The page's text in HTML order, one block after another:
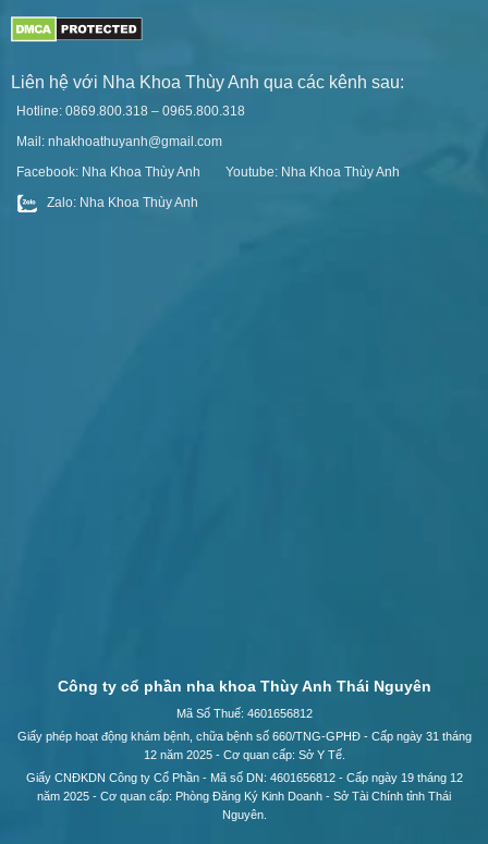
Liên hệ với Nha Khoa Thùy Anh qua các kênh sau:
Hotline: 0869.800.318 – 0965.800.318
Mail: nhakhoathuyanh@gmail.com
Facebook: Nha Khoa Thùy Anh
Youtube: Nha Khoa Thùy Anh
Zalo: Nha Khoa Thùy Anh
Công ty cổ phần nha khoa Thùy Anh Thái Nguyên
Mã Số Thuế: 4601656812
Giấy phép hoạt động khám bệnh, chữa bệnh số 660/TNG-GPHĐ - Cấp ngày 31 tháng
12 năm 2025 - Cơ quan cấp: Sở Y Tế.
Giấy CNĐKDN Công ty Cổ Phần - Mã số DN: 4601656812 - Cấp ngày 19 tháng 12
năm 2025 - Cơ quan cấp: Phòng Đăng Ký Kinh Doanh - Sở Tài Chính tỉnh Thái
Nguyên.